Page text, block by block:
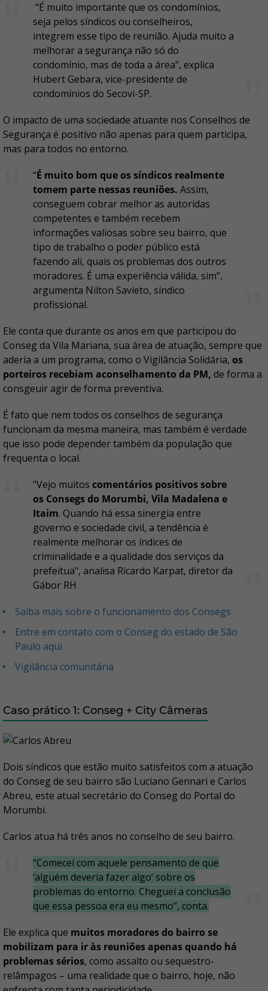
“É muito importante que os condomínios,
seja pelos síndicos ou conselheiros,
integrem esse tipo de reunião. Ajuda muito a
melhorar a segurança não só do
condomínio, mas de toda a área”, explica
Hubert Gebara, vice-presidente de
condomínios do Secovi-SP.
O impacto de uma sociedade atuante nos Conselhos de
Segurança é positivo não apenas para quem participa,
mas para todos no entorno.
“É muito bom que os síndicos realmente
tomem parte nessas reuniões. Assim,
conseguem cobrar melhor as autoridas
competentes e também recebem
informações valiosas sobre seu bairro, que
tipo de trabalho o poder público está
fazendo ali, quais os problemas dos outros
moradores. É uma experiência válida, sim”,
argumenta Nilton Savieto, síndico
profissional.
Ele conta que durante os anos em que participou do
Conseg da Vila Mariana, sua área de atuação, sempre que
aderia a um programa, como o Vigilância Solidária, os
porteiros recebiam aconselhamento da PM, de forma a
consgeuir agir de forma preventiva.
É fato que nem todos os conselhos de segurança
funcionam da mesma maneira, mas também é verdade
que isso pode depender também da população que
frequenta o local.
"Vejo muitos comentários positivos sobre
os Consegs do Morumbi, Vila Madalena e
Itaim. Quando há essa sinergia entre
governo e sociedade civil, a tendência é
realmente melhorar os índices de
criminalidade e a qualidade dos serviços da
prefeitua", analisa Ricardo Karpat, diretor da
Gábor RH
Saiba mais sobre o funcionamento dos Consegs
Entre em contato com o Conseg do estado de São
Paulo aqui
Vigilância comunitária
Caso prático 1: Conseg + City Câmeras
Dois síndicos que estão muito satisfeitos com a atuação
do Conseg de seu bairro são Luciano Gennari e Carlos
Abreu, este atual secretário do Conseg do Portal do
Morumbi.
Carlos atua há três anos no conselho de seu bairro.
“Comecei com aquele pensamento de que
‘alguém deveria fazer algo’ sobre os
problemas do entorno. Cheguei a conclusão
que essa pessoa era eu mesmo”, conta.
Ele explica que muitos moradores do bairro se
mobilizam para ir às reuniões apenas quando há
problemas sérios, como assalto ou sequestro-
relâmpagos – uma realidade que o bairro, hoje, não